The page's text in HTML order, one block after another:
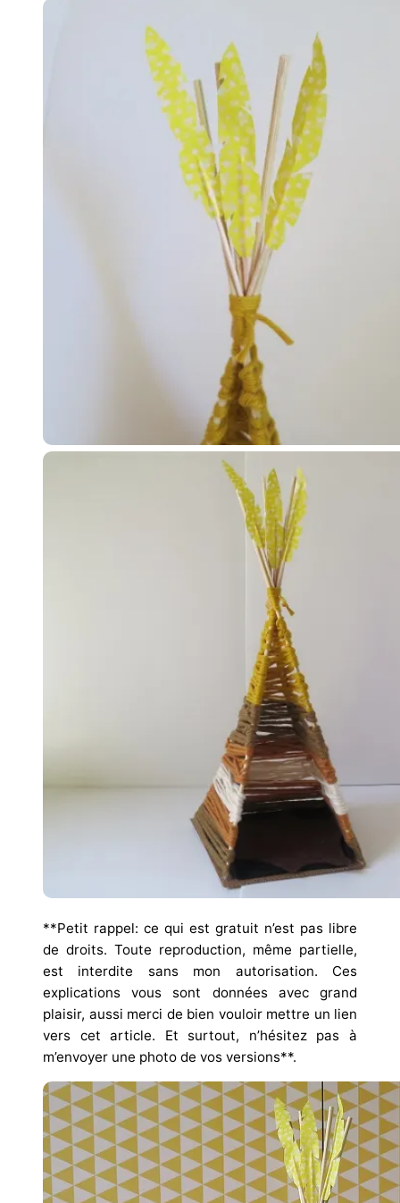
**Petit rappel: ce qui est gratuit n’est pas libre
de droits. Toute reproduction, même partielle,
est interdite sans mon autorisation. Ces
explications vous sont données avec grand
plaisir, aussi merci de bien vouloir mettre un lien
vers cet article. Et surtout, n’hésitez pas à
m’envoyer une photo de vos versions**.